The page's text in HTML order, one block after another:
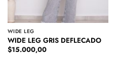
WIDE LEG
WIDE LEG GRIS DEFLECADO
$15.000,00